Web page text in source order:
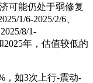
可能仍处于弱修复
1/6-2025/2/6、
8/1-
2025年，估值较低的
如3次上行-震动-